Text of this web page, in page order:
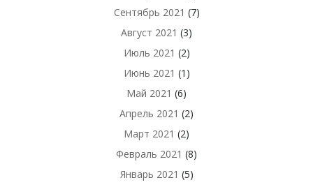
Сентябрь 2021 (7)
Август 2021 (3)
Июль 2021 (2)
Июнь 2021 (1)
Май 2021 (6)
Апрель 2021 (2)
Март 2021 (2)
Февраль 2021 (8)
Январь 2021 (5)